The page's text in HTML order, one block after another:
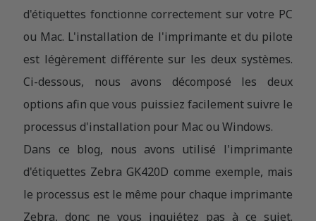
d'étiquettes fonctionne correctement sur votre PC
ou Mac. L'installation de l'imprimante et du pilote
est légèrement différente sur les deux systèmes.
Ci-dessous, nous avons décomposé les deux
options afin que vous puissiez facilement suivre le
processus d'installation pour Mac ou Windows.
Dans ce blog, nous avons utilisé l'imprimante
d'étiquettes Zebra GK420D comme exemple, mais
le processus est le même pour chaque imprimante
Zebra, donc ne vous inquiétez pas à ce sujet.